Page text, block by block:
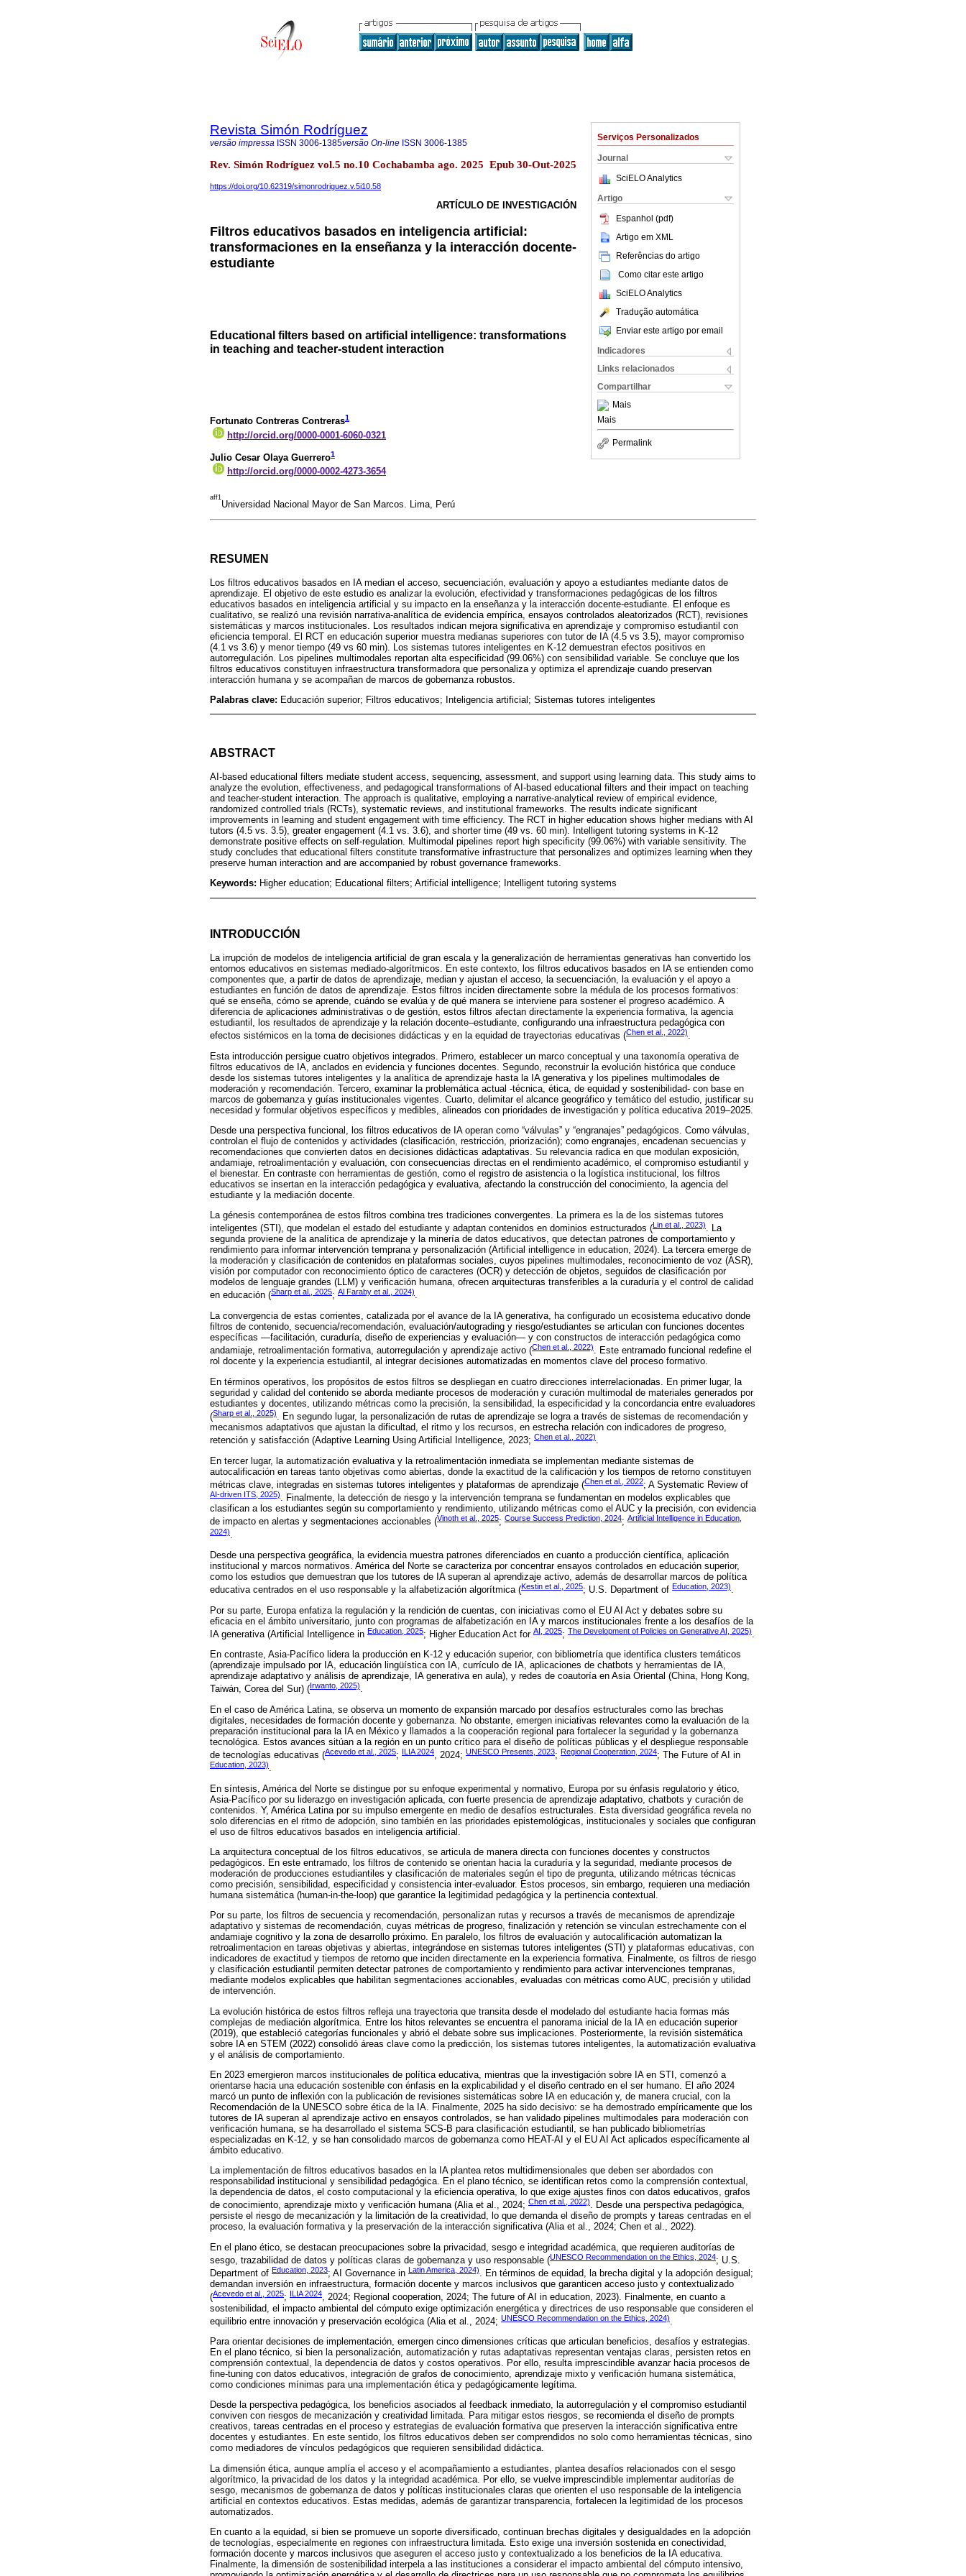
Serviços Personalizados
Journal
SciELO Analytics
Artigo
Espanhol (pdf)
Artigo em XML
Referências do artigo
Como citar este artigo
SciELO Analytics
Tradução automática
Enviar este artigo por email
Indicadores
Links relacionados
Compartilhar
Mais
Mais
Permalink
Revista Simón Rodríguez
versão impressa ISSN 3006-1385versão On-line ISSN 3006-1385
Rev. Simón Rodríguez vol.5 no.10 Cochabamba ago. 2025 Epub 30-Out-2025
https://doi.org/10.62319/simonrodriguez.v.5i10.58
ARTÍCULO DE INVESTIGACIÓN
Filtros educativos basados en inteligencia artificial:
transformaciones en la enseñanza y la interacción docente-
estudiante
Educational filters based on artificial intelligence: transformations
in teaching and teacher-student interaction
Fortunato Contreras Contreras1
http://orcid.org/0000-0001-6060-0321
Julio Cesar Olaya Guerrero1
http://orcid.org/0000-0002-4273-3654
aff1
Universidad Nacional Mayor de San Marcos. Lima, Perú
RESUMEN
Los filtros educativos basados en IA median el acceso, secuenciación, evaluación y apoyo a estudiantes mediante datos de
aprendizaje. El objetivo de este estudio es analizar la evolución, efectividad y transformaciones pedagógicas de los filtros
educativos basados en inteligencia artificial y su impacto en la enseñanza y la interacción docente-estudiante. El enfoque es
cualitativo, se realizó una revisión narrativa-analítica de evidencia empírica, ensayos controlados aleatorizados (RCT), revisiones
sistemáticas y marcos institucionales. Los resultados indican mejora significativa en aprendizaje y compromiso estudiantil con
eficiencia temporal. El RCT en educación superior muestra medianas superiores con tutor de IA (4.5 vs 3.5), mayor compromiso
(4.1 vs 3.6) y menor tiempo (49 vs 60 min). Los sistemas tutores inteligentes en K-12 demuestran efectos positivos en
autorregulación. Los pipelines multimodales reportan alta especificidad (99.06%) con sensibilidad variable. Se concluye que los
filtros educativos constituyen infraestructura transformadora que personaliza y optimiza el aprendizaje cuando preservan
interacción humana y se acompañan de marcos de gobernanza robustos.
Palabras clave: Educación superior; Filtros educativos; Inteligencia artificial; Sistemas tutores inteligentes
ABSTRACT
AI-based educational filters mediate student access, sequencing, assessment, and support using learning data. This study aims to
analyze the evolution, effectiveness, and pedagogical transformations of AI-based educational filters and their impact on teaching
and teacher-student interaction. The approach is qualitative, employing a narrative-analytical review of empirical evidence,
randomized controlled trials (RCTs), systematic reviews, and institutional frameworks. The results indicate significant
improvements in learning and student engagement with time efficiency. The RCT in higher education shows higher medians with AI
tutors (4.5 vs. 3.5), greater engagement (4.1 vs. 3.6), and shorter time (49 vs. 60 min). Intelligent tutoring systems in K-12
demonstrate positive effects on self-regulation. Multimodal pipelines report high specificity (99.06%) with variable sensitivity. The
study concludes that educational filters constitute transformative infrastructure that personalizes and optimizes learning when they
preserve human interaction and are accompanied by robust governance frameworks.
Keywords: Higher education; Educational filters; Artificial intelligence; Intelligent tutoring systems
INTRODUCCIÓN
La irrupción de modelos de inteligencia artificial de gran escala y la generalización de herramientas generativas han convertido los
entornos educativos en sistemas mediado-algorítmicos. En este contexto, los filtros educativos basados en IA se entienden como
componentes que, a partir de datos de aprendizaje, median y ajustan el acceso, la secuenciación, la evaluación y el apoyo a
estudiantes en función de datos de aprendizaje. Estos filtros inciden directamente sobre la médula de los procesos formativos:
qué se enseña, cómo se aprende, cuándo se evalúa y de qué manera se interviene para sostener el progreso académico. A
diferencia de aplicaciones administrativas o de gestión, estos filtros afectan directamente la experiencia formativa, la agencia
estudiantil, los resultados de aprendizaje y la relación docente–estudiante, configurando una infraestructura pedagógica con
efectos sistémicos en la toma de decisiones didácticas y en la equidad de trayectorias educativas (Chen et al., 2022).
Esta introducción persigue cuatro objetivos integrados. Primero, establecer un marco conceptual y una taxonomía operativa de
filtros educativos de IA, anclados en evidencia y funciones docentes. Segundo, reconstruir la evolución histórica que conduce
desde los sistemas tutores inteligentes y la analítica de aprendizaje hasta la IA generativa y los pipelines multimodales de
moderación y recomendación. Tercero, examinar la problemática actual -técnica, ética, de equidad y sostenibilidad- con base en
marcos de gobernanza y guías institucionales vigentes. Cuarto, delimitar el alcance geográfico y temático del estudio, justificar su
necesidad y formular objetivos específicos y medibles, alineados con prioridades de investigación y política educativa 2019–2025.
Desde una perspectiva funcional, los filtros educativos de IA operan como “válvulas” y “engranajes” pedagógicos. Como válvulas,
controlan el flujo de contenidos y actividades (clasificación, restricción, priorización); como engranajes, encadenan secuencias y
recomendaciones que convierten datos en decisiones didácticas adaptativas. Su relevancia radica en que modulan exposición,
andamiaje, retroalimentación y evaluación, con consecuencias directas en el rendimiento académico, el compromiso estudiantil y
el bienestar. En contraste con herramientas de gestión, como el registro de asistencia o la logística institucional, los filtros
educativos se insertan en la interacción pedagógica y evaluativa, afectando la construcción del conocimiento, la agencia del
estudiante y la mediación docente.
La génesis contemporánea de estos filtros combina tres tradiciones convergentes. La primera es la de los sistemas tutores
inteligentes (STI), que modelan el estado del estudiante y adaptan contenidos en dominios estructurados (Lin et al., 2023). La
segunda proviene de la analítica de aprendizaje y la minería de datos educativos, que detectan patrones de comportamiento y
rendimiento para informar intervención temprana y personalización (Artificial intelligence in education, 2024). La tercera emerge de
la moderación y clasificación de contenidos en plataformas sociales, cuyos pipelines multimodales, reconocimiento de voz (ASR),
visión por computador con reconocimiento óptico de caracteres (OCR) y detección de objetos, seguidos de clasificación por
modelos de lenguaje grandes (LLM) y verificación humana, ofrecen arquitecturas transferibles a la curaduría y el control de calidad
en educación (Sharp et al., 2025; Al Faraby et al., 2024).
La convergencia de estas corrientes, catalizada por el avance de la IA generativa, ha configurado un ecosistema educativo donde
filtros de contenido, secuencia/recomendación, evaluación/autograding y riesgo/estudiantes se articulan con funciones docentes
específicas —facilitación, curaduría, diseño de experiencias y evaluación— y con constructos de interacción pedagógica como
andamiaje, retroalimentación formativa, autorregulación y aprendizaje activo (Chen et al., 2022). Este entramado funcional redefine el
rol docente y la experiencia estudiantil, al integrar decisiones automatizadas en momentos clave del proceso formativo.
En términos operativos, los propósitos de estos filtros se despliegan en cuatro direcciones interrelacionadas. En primer lugar, la
seguridad y calidad del contenido se aborda mediante procesos de moderación y curación multimodal de materiales generados por
estudiantes y docentes, utilizando métricas como la precisión, la sensibilidad, la especificidad y la concordancia entre evaluadores
(Sharp et al., 2025)
. En segundo lugar, la personalización de rutas de aprendizaje se logra a través de sistemas de recomendación y
mecanismos adaptativos que ajustan la dificultad, el ritmo y los recursos, en estrecha relación con indicadores de progreso,
retención y satisfacción (Adaptive Learning Using Artificial Intelligence, 2023; Chen et al., 2022).
En tercer lugar, la automatización evaluativa y la retroalimentación inmediata se implementan mediante sistemas de
autocalificación en tareas tanto objetivas como abiertas, donde la exactitud de la calificación y los tiempos de retorno constituyen
métricas clave, integradas en sistemas tutores inteligentes y plataformas de aprendizaje (Chen et al., 2022; A Systematic Review of
AI-driven ITS, 2025). Finalmente, la detección de riesgo y la intervención temprana se fundamentan en modelos explicables que
clasifican a los estudiantes según su comportamiento y rendimiento, utilizando métricas como el AUC y la precisión, con evidencia
de impacto en alertas y segmentaciones accionables (Vinoth et al., 2025; Course Success Prediction, 2024; Artificial Intelligence in Education,
2024).
Desde una perspectiva geográfica, la evidencia muestra patrones diferenciados en cuanto a producción científica, aplicación
institucional y marcos normativos. América del Norte se caracteriza por concentrar ensayos controlados en educación superior,
como los estudios que demuestran que los tutores de IA superan al aprendizaje activo, además de desarrollar marcos de política
educativa centrados en el uso responsable y la alfabetización algorítmica (Kestin et al., 2025; U.S. Department of Education, 2023).
Por su parte, Europa enfatiza la regulación y la rendición de cuentas, con iniciativas como el EU AI Act y debates sobre su
eficacia en el ámbito universitario, junto con programas de alfabetización en IA y marcos institucionales frente a los desafíos de la
IA generativa (Artificial Intelligence in Education, 2025; Higher Education Act for AI, 2025; The Development of Policies on Generative AI, 2025).
En contraste, Asia-Pacífico lidera la producción en K-12 y educación superior, con bibliometría que identifica clusters temáticos
(aprendizaje impulsado por IA, educación lingüística con IA, currículo de IA, aplicaciones de chatbots y herramientas de IA,
aprendizaje adaptativo y análisis de aprendizaje, IA generativa en aula), y redes de coautoría en Asia Oriental (China, Hong Kong,
Taiwán, Corea del Sur) ( Irwanto, 2025).
En el caso de América Latina, se observa un momento de expansión marcado por desafíos estructurales como las brechas
digitales, necesidades de formación docente y gobernanza. No obstante, emergen iniciativas relevantes como la evaluación de la
preparación institucional para la IA en México y llamados a la cooperación regional para fortalecer la seguridad y la gobernanza
tecnológica. Estos avances sitúan a la región en un punto crítico para el diseño de políticas públicas y el despliegue responsable
de tecnologías educativas (Acevedo et al., 2025; ILIA 2024, 2024; UNESCO Presents, 2023; Regional Cooperation, 2024; The Future of AI in
Education, 2023).
En síntesis, América del Norte se distingue por su enfoque experimental y normativo, Europa por su énfasis regulatorio y ético,
Asia-Pacífico por su liderazgo en investigación aplicada, con fuerte presencia de aprendizaje adaptativo, chatbots y curación de
contenidos. Y, América Latina por su impulso emergente en medio de desafíos estructurales. Esta diversidad geográfica revela no
solo diferencias en el ritmo de adopción, sino también en las prioridades epistemológicas, institucionales y sociales que configuran
el uso de filtros educativos basados en inteligencia artificial.
La arquitectura conceptual de los filtros educativos, se articula de manera directa con funciones docentes y constructos
pedagógicos. En este entramado, los filtros de contenido se orientan hacia la curaduría y la seguridad, mediante procesos de
moderación de producciones estudiantiles y clasificación de materiales según el tipo de pregunta, utilizando métricas técnicas
como precisión, sensibilidad, especificidad y consistencia inter-evaluador. Estos procesos, sin embargo, requieren una mediación
humana sistemática (human-in-the-loop) que garantice la legitimidad pedagógica y la pertinencia contextual.
Por su parte, los filtros de secuencia y recomendación, personalizan rutas y recursos a través de mecanismos de aprendizaje
adaptativo y sistemas de recomendación, cuyas métricas de progreso, finalización y retención se vinculan estrechamente con el
andamiaje cognitivo y la zona de desarrollo próximo. En paralelo, los filtros de evaluación y autocalificación automatizan la
retroalimentacion en tareas objetivas y abiertas, integrándose en sistemas tutores inteligentes (STI) y plataformas educativas, con
indicadores de exactitud y tiempos de retorno que inciden directamente en la experiencia formativa. Finalmente, os filtros de riesgo
y clasificación estudiantil permiten detectar patrones de comportamiento y rendimiento para activar intervenciones tempranas,
mediante modelos explicables que habilitan segmentaciones accionables, evaluadas con métricas como AUC, precisión y utilidad
de intervención.
La evolución histórica de estos filtros refleja una trayectoria que transita desde el modelado del estudiante hacia formas más
complejas de mediación algorítmica. Entre los hitos relevantes se encuentra el panorama inicial de la IA en educación superior
(2019), que estableció categorías funcionales y abrió el debate sobre sus implicaciones. Posteriormente, la revisión sistemática
sobre IA en STEM (2022) consolidó áreas clave como la predicción, los sistemas tutores inteligentes, la automatización evaluativa
y el análisis de comportamiento.
En 2023 emergieron marcos institucionales de política educativa, mientras que la investigación sobre IA en STI, comenzó a
orientarse hacia una educación sostenible con énfasis en la explicabilidad y el diseño centrado en el ser humano. El año 2024
marcó un punto de inflexión con la publicación de revisiones sistemáticas sobre IA en educación y, de manera crucial, con la
Recomendación de la UNESCO sobre ética de la IA. Finalmente, 2025 ha sido decisivo: se ha demostrado empíricamente que los
tutores de IA superan al aprendizaje activo en ensayos controlados, se han validado pipelines multimodales para moderación con
verificación humana, se ha desarrollado el sistema SCS-B para clasificación estudiantil, se han publicado bibliometrías
especializadas en K-12, y se han consolidado marcos de gobernanza como HEAT-AI y el EU AI Act aplicados específicamente al
ámbito educativo.
La implementación de filtros educativos basados en la IA plantea retos multidimensionales que deben ser abordados con
responsabilidad institucional y sensibilidad pedagógica. En el plano técnico, se identifican retos como la comprensión contextual,
la dependencia de datos, el costo computacional y la eficiencia operativa, lo que exige ajustes finos con datos educativos, grafos
de conocimiento, aprendizaje mixto y verificación humana (Alia et al., 2024; Chen et al., 2022). Desde una perspectiva pedagógica,
persiste el riesgo de mecanización y la limitación de la creatividad, lo que demanda el diseño de prompts y tareas centradas en el
proceso, la evaluación formativa y la preservación de la interacción significativa (Alia et al., 2024; Chen et al., 2022).
En el plano ético, se destacan preocupaciones sobre la privacidad, sesgo e integridad académica, que requieren auditorías de
sesgo, trazabilidad de datos y políticas claras de gobernanza y uso responsable (UNESCO Recommendation on the Ethics, 2024; U.S.
Department of Education, 2023; AI Governance in Latin America, 2024). En términos de equidad, la brecha digital y la adopción desigual;
demandan inversión en infraestructura, formación docente y marcos inclusivos que garanticen acceso justo y contextualizado
(Acevedo et al., 2025; ILIA 2024, 2024; Regional cooperation, 2024; The future of AI in education, 2023). Finalmente, en cuanto a
sostenibilidad, el impacto ambiental del cómputo exige optimización energética y directrices de uso responsable que consideren el
equilibrio entre innovación y preservación ecológica (Alia et al., 2024; UNESCO Recommendation on the Ethics, 2024).
Para orientar decisiones de implementación, emergen cinco dimensiones críticas que articulan beneficios, desafíos y estrategias.
En el plano técnico, si bien la personalización, automatización y rutas adaptativas representan ventajas claras, persisten retos en
comprensión contextual, la dependencia de datos y costos operativos. Por ello, resulta imprescindible avanzar hacia procesos de
fine-tuning con datos educativos, integración de grafos de conocimiento, aprendizaje mixto y verificación humana sistemática,
como condiciones mínimas para una implementación ética y pedagógicamente legítima.
Desde la perspectiva pedagógica, los beneficios asociados al feedback inmediato, la autorregulación y el compromiso estudiantil
conviven con riesgos de mecanización y creatividad limitada. Para mitigar estos riesgos, se recomienda el diseño de prompts
creativos, tareas centradas en el proceso y estrategias de evaluación formativa que preserven la interacción significativa entre
docentes y estudiantes. En este sentido, los filtros educativos deben ser comprendidos no solo como herramientas técnicas, sino
como mediadores de vínculos pedagógicos que requieren sensibilidad didáctica.
La dimensión ética, aunque amplía el acceso y el acompañamiento a estudiantes, plantea desafíos relacionados con el sesgo
algorítmico, la privacidad de los datos y la integridad académica. Por ello, se vuelve imprescindible implementar auditorías de
sesgo, mecanismos de gobernanza de datos y políticas institucionales claras que orienten el uso responsable de la inteligencia
artificial en contextos educativos. Estas medidas, además de garantizar transparencia, fortalecen la legitimidad de los procesos
automatizados.
En cuanto a la equidad, si bien se promueve un soporte diversificado, continuan brechas digitales y desigualdades en la adopción
de tecnologías, especialmente en regiones con infraestructura limitada. Esto exige una inversión sostenida en conectividad,
formación docente y marcos inclusivos que aseguren el acceso justo y contextualizado a los beneficios de la IA educativa.
Finalmente, la dimensión de sostenibilidad interpela a las instituciones a considerar el impacto ambiental del cómputo intensivo,